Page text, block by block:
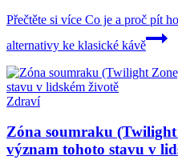
Přečtěte si více Co je a proč pít
alternativy ke klasické kávě
Zdraví
Zóna soumraku
význam tohoto stavu v